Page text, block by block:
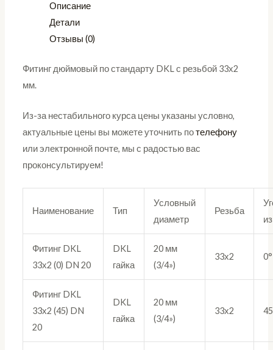
Описание
Детали
Отзывы (0)
Фитинг дюймовый по стандарту DKL с резьбой 33х2
мм.
Из-за нестабильного курса цены указаны условно,
актуальные цены вы можете уточнить потелефону
или электронной почте, мы с радостью вас
проконсультируем!
Наименование Тип
Условный
диаметр
Резьба
Фитинг DKL
33х2 (0) DN 20
DKL
гайка
20 мм
(3/4»)
33х2 0°
Фитинг DKL
33х2 (45) DN
20
DKL
гайка
20 мм
(3/4»)
33х2